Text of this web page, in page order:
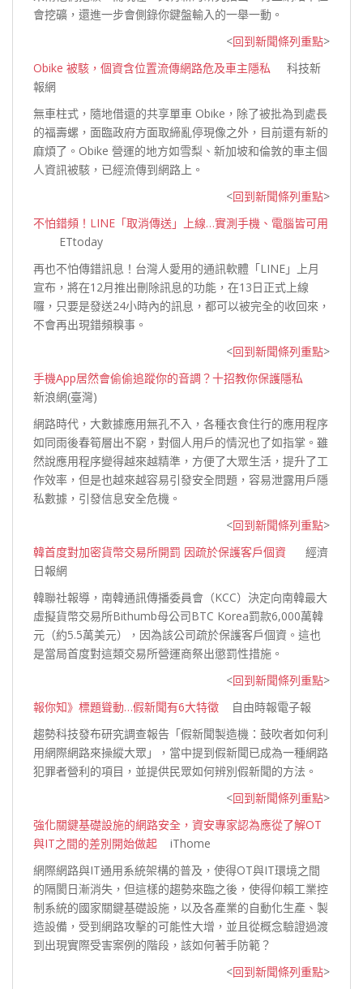
會挖礦，還進一步會側錄你鍵盤輸入的一舉一動。
<回到新聞條列重點>
Obike 被駭，個資含位置流傳網路危及車主隱私 科技新
報網
無車柱式，隨地借還的共享單車 Obike，除了被批為到處長
的福壽螺，面臨政府方面取締亂停現像之外，目前還有新的
麻煩了。Obike 營運的地方如雪梨、新加坡和倫敦的車主個
人資訊被駭，已經流傳到網路上。
<回到新聞條列重點>
不怕錯頻！LINE「取消傳送」上線…實測手機、電腦皆可用
ETtoday
再也不怕傳錯訊息！台灣人愛用的通訊軟體「LINE」上月
宣布，將在12月推出刪除訊息的功能，在13日正式上線
囉，只要是發送24小時內的訊息，都可以被完全的收回來，
不會再出現錯頻糗事。
<回到新聞條列重點>
手機App居然會偷偷追蹤你的音調？十招教你保護隱私
新浪網(臺灣)
網路時代，大數據應用無孔不入，各種衣食住行的應用程序
如同雨後春筍層出不窮，對個人用戶的情況也了如指掌。雖
然說應用程序變得越來越精準，方便了大眾生活，提升了工
作效率，但是也越來越容易引發安全問題，容易泄露用戶隱
私數據，引發信息安全危機。
<回到新聞條列重點>
韓首度對加密貨幣交易所開罰 因疏於保護客戶個資 經濟
日報網
韓聯社報導，南韓通訊傳播委員會（KCC）決定向南韓最大
虛擬貨幣交易所Bithumb母公司BTC Korea罰款6,000萬韓
元（約5.5萬美元），因為該公司疏於保護客戶個資。這也
是當局首度對這類交易所營運商祭出懲罰性措施。
<回到新聞條列重點>
報你知》標題聳動…假新聞有6大特徵 自由時報電子報
趨勢科技發布研究調查報告「假新聞製造機：鼓吹者如何利
用網際網路來操縱大眾」，當中提到假新聞已成為一種網路
犯罪者營利的項目，並提供民眾如何辨別假新聞的方法。
<回到新聞條列重點>
強化關鍵基礎設施的網路安全，資安專家認為應從了解OT
與IT之間的差別開始做起 iThome
網際網路與IT通用系統架構的普及，使得OT與IT環境之間
的隔閡日漸消失，但這樣的趨勢來臨之後，使得仰賴工業控
制系統的國家關鍵基礎設施，以及各產業的自動化生產、製
造設備，受到網路攻擊的可能性大增，並且從概念驗證過渡
到出現實際受害案例的階段，該如何著手防範？
<回到新聞條列重點>